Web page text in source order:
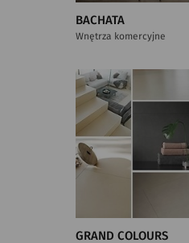
BACHATA
Wnętrza komercyjne
GRAND COLOURS